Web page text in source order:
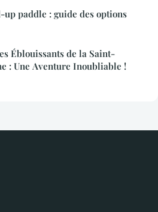
paddle : guide des options
Éblouissants de la Saint-
: Une Aventure Inoubliable !